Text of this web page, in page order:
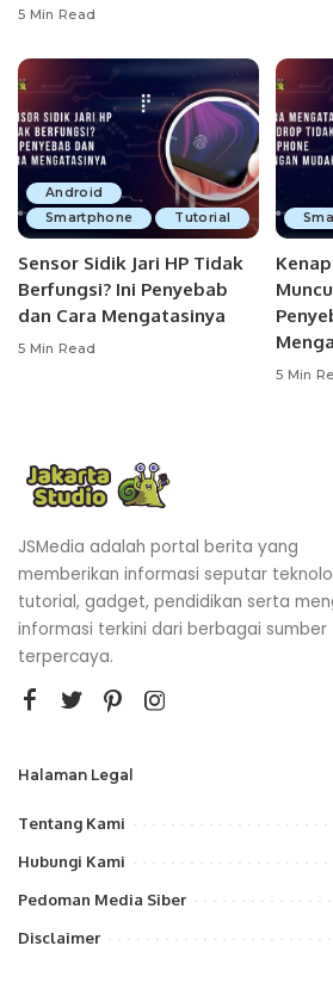
5 Min Read
Android
Smartphone
Tutorial
Sensor Sidik Jari HP Tidak
Berfungsi? Ini Penyebab
dan Cara Mengatasinya
5 Min Read
5 Min
JSMedia adalah portal berita yang
memberikan informasi seputar
tutorial, gadget, pendidikan serta
informasi terkini dari berbagai sumber
terpercaya.
Halaman Legal
Tentang Kami
Hubungi Kami
Pedoman Media Siber
Disclaimer